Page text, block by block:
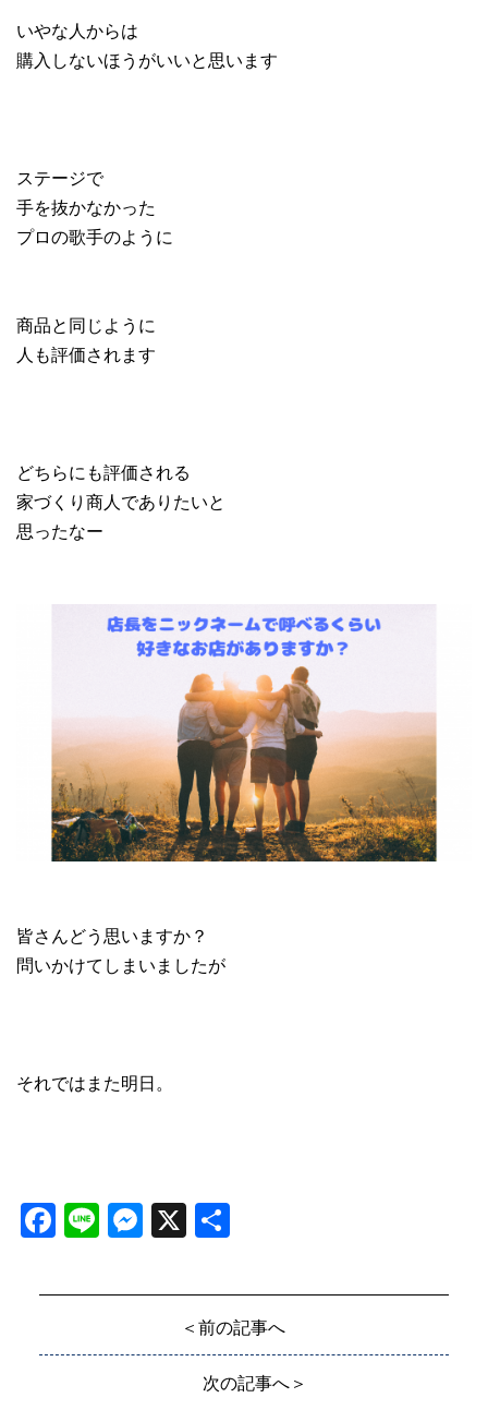
いやな人からは
購入しないほうがいいと思います
ステージで
手を抜かなかった
プロの歌手のように
商品と同じように
人も評価されます
どちらにも評価される
家づくり商人でありたいと
思ったなー
皆さんどう思いますか？
問いかけてしまいましたが
それではまた明日。
Facebook
LineMessenger
X
＜前の記事へ
次の記事へ＞